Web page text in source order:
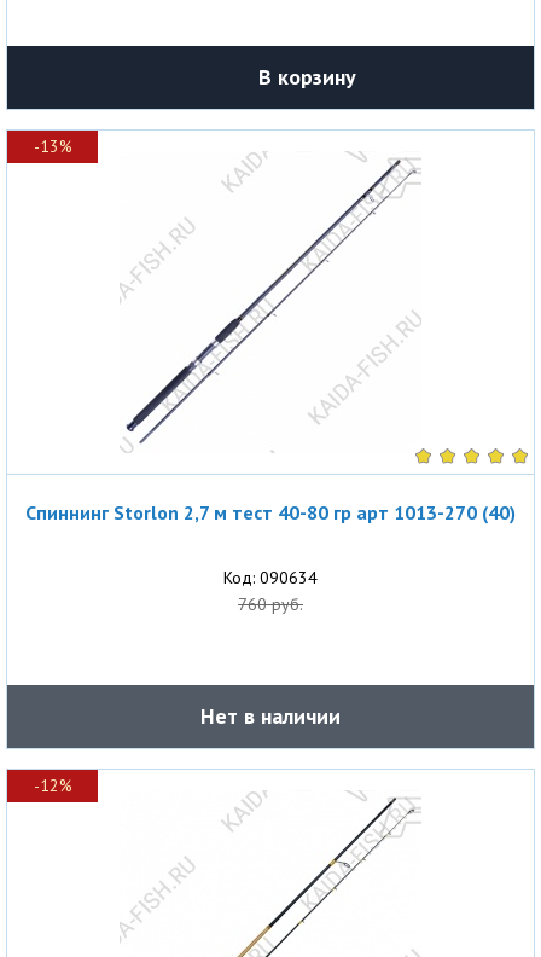
В корзину
-13%
Спиннинг Storlon 2,7 м тест 40-80 гр арт 1013-270 (40)
Код: 090634
760 руб.
Нет в наличии
-12%